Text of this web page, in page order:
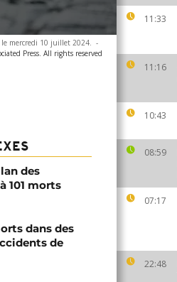
11:33
11:16
10:43
08:59
07:17
22:48
le mercredi 10 juillet 2024. -
Press. All rights reserved
des
101 morts
dans des
de